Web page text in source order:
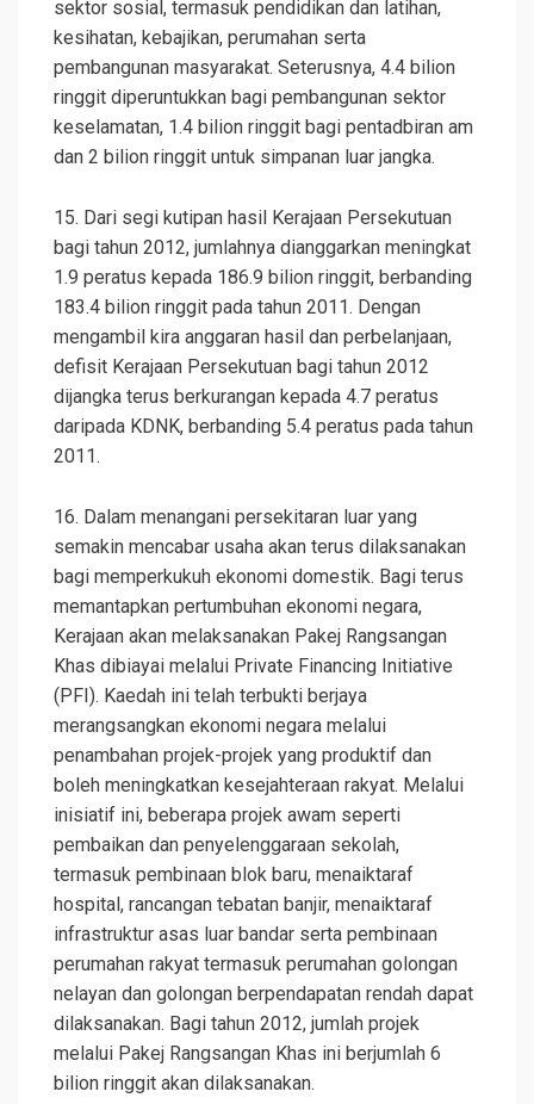
sektor sosial, termasuk pendidikan dan latihan,
kesihatan, kebajikan, perumahan serta
pembangunan masyarakat. Seterusnya, 4.4 bilion
ringgit diperuntukkan bagi pembangunan sektor
keselamatan, 1.4 bilion ringgit bagi pentadbiran am
dan 2 bilion ringgit untuk simpanan luar jangka.
15. Dari segi kutipan hasil Kerajaan Persekutuan
bagi tahun 2012, jumlahnya dianggarkan meningkat
1.9 peratus kepada 186.9 bilion ringgit, berbanding
183.4 bilion ringgit pada tahun 2011. Dengan
mengambil kira anggaran hasil dan perbelanjaan,
defisit Kerajaan Persekutuan bagi tahun 2012
dijangka terus berkurangan kepada 4.7 peratus
daripada KDNK, berbanding 5.4 peratus pada tahun
2011.
16. Dalam menangani persekitaran luar yang
semakin mencabar usaha akan terus dilaksanakan
bagi memperkukuh ekonomi domestik. Bagi terus
memantapkan pertumbuhan ekonomi negara,
Kerajaan akan melaksanakan Pakej Rangsangan
Khas dibiayai melalui Private Financing Initiative
(PFI). Kaedah ini telah terbukti berjaya
merangsangkan ekonomi negara melalui
penambahan projek-projek yang produktif dan
boleh meningkatkan kesejahteraan rakyat. Melalui
inisiatif ini, beberapa projek awam seperti
pembaikan dan penyelenggaraan sekolah,
termasuk pembinaan blok baru, menaiktaraf
hospital, rancangan tebatan banjir, menaiktaraf
infrastruktur asas luar bandar serta pembinaan
perumahan rakyat termasuk perumahan golongan
nelayan dan golongan berpendapatan rendah dapat
dilaksanakan. Bagi tahun 2012, jumlah projek
melalui Pakej Rangsangan Khas ini berjumlah 6
bilion ringgit akan dilaksanakan.